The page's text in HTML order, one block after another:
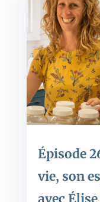
Épisode
vie, son
avec